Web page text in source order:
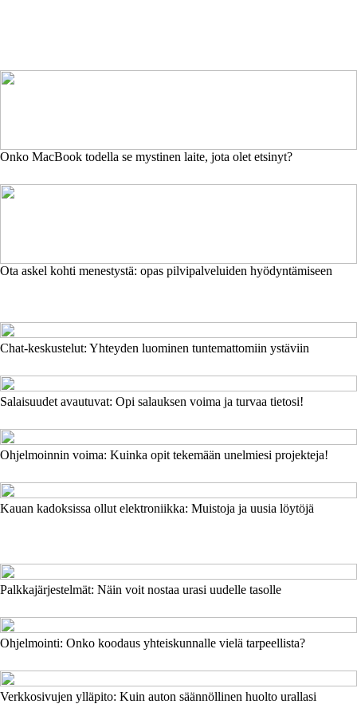
Onko MacBook todella se mystinen laite, jota olet etsinyt?
Ota askel kohti menestystä: opas pilvipalveluiden hyödyntämiseen
Chat-keskustelut: Yhteyden luominen tuntemattomiin ystäviin
Salaisuudet avautuvat: Opi salauksen voima ja turvaa tietosi!
Ohjelmoinnin voima: Kuinka opit tekemään unelmiesi projekteja!
Kauan kadoksissa ollut elektroniikka: Muistoja ja uusia löytöjä
Palkkajärjestelmät: Näin voit nostaa urasi uudelle tasolle
Ohjelmointi: Onko koodaus yhteiskunnalle vielä tarpeellista?
Verkkosivujen ylläpito: Kuin auton säännöllinen huolto urallasi